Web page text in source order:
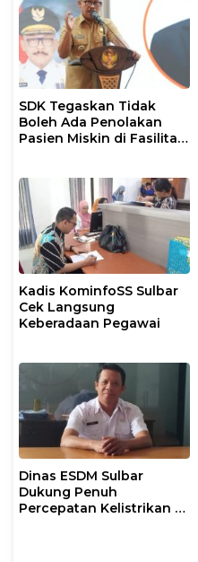
SDK Tegaskan Tidak
Boleh Ada Penolakan
Pasien Miskin di Fasilitas
Kadis KominfoSS Sulbar
Cek Langsung
Keberadaan Pegawai
Dinas ESDM Sulbar
Dukung Penuh
Percepatan Kelistrikan di